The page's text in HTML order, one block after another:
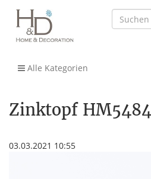
Alle Kategorien
Zinktopf
03.03.2021 10:55